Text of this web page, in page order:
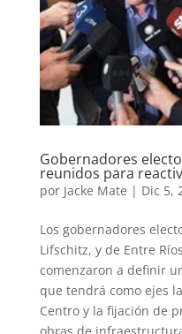
Gobernadores
reunidos para
por Jacke Mate | Dic 5,
Los gobernadores
Lifschitz, y de Entre
comenzaron a definir
que tendrá como ejes
Centro y la fijación de
obras de